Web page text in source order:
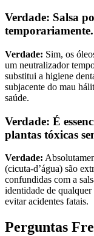
Verdade: Salsa
temporariamente.
Verdade: Sim, os
um neutralizador
substitui a higiene
subjacente do mau
saúde.
Verdade: É
plantas tóxicas
Verdade:
(cicuta-d’água) são
confundidas com a
identidade de qualquer
evitar acidentes fatais.
Perguntas